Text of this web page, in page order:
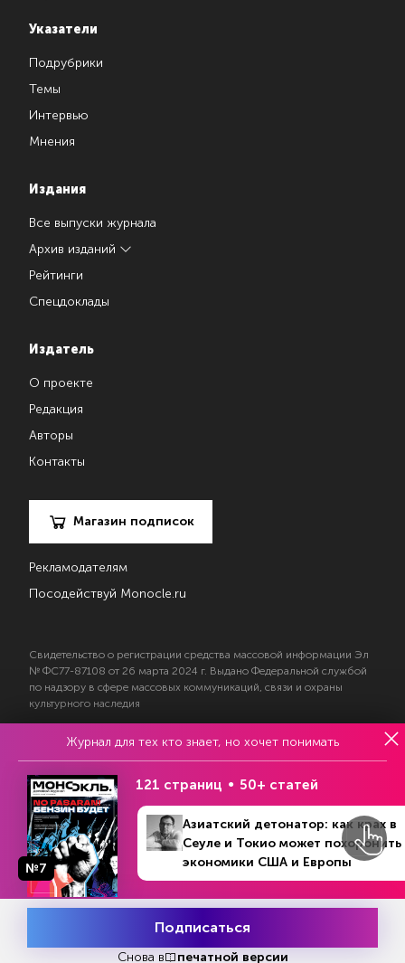
Указатели
Подрубрики
Темы
Интервью
Мнения
Издания
Все выпуски журнала
Архив изданий
Рейтинги
Спецдоклады
Издатель
О проекте
Редакция
Авторы
Контакты
Магазин подписок
Рекламодателям
Посодействуй Monocle.ru
Свидетельство о регистрации средства массовой информации Эл
№ ФС77-87108 от 26 марта 2024 г. Выдано Федеральной службой
по надзору в сфере массовых коммуникаций, связи и охраны
культурного наследия
© 2017—2026 АНО «Творческий коллектив Эксперт»
Политика конфиденциальности
Условия использования материалов
Согласие на обработку персональных данных
На информационном ресурсе применяются
Попробовать
Журнал для тех кто знает, но хочет понимать
№7
121 страниц 50+ статей
Азиатский детонатор: как крах в
Сеуле и Токио может похоронить
экономики США и Европы
Подписаться
Снова в печатной версии